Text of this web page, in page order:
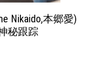
Nikaido,本郷愛)
秘跟踪